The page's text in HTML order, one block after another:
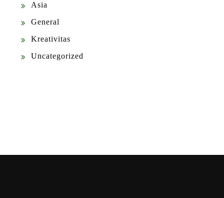
Asia
General
Kreativitas
Uncategorized